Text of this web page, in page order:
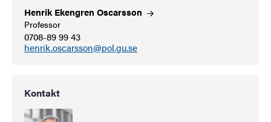
Henrik Ekengren Oscarsson
Professor
0708-89 99 43
henrik.oscarsson@pol.gu.se
Kontakt